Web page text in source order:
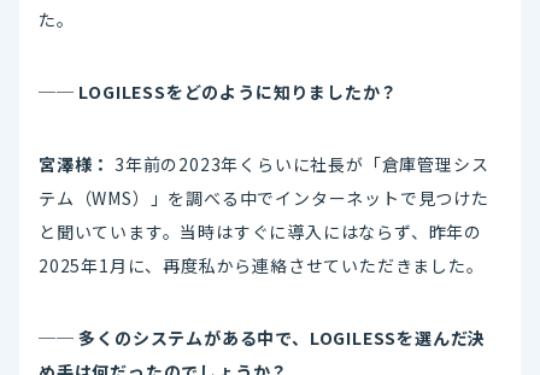
た。
── LOGILESSをどのように知りましたか？
宮澤様： 3年前の2023年くらいに社長が「倉庫管理シス
テム（WMS）」を調べる中でインターネットで見つけた
と聞いています。当時はすぐに導入にはならず、昨年の
2025年1月に、再度私から連絡させていただきました。
── 多くのシステムがある中で、LOGILESSを選んだ決